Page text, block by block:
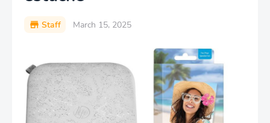
Staff March 15, 2025